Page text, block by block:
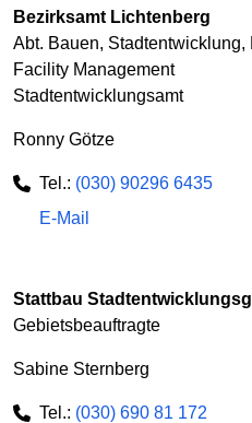
Bezirksamt Lichtenberg
Abt. Bauen, Stadtentwicklung,
Facility Management
Stadtentwicklungsamt
Ronny Götze
Tel.: (030) 90296 6435
E-Mail
Stattbau
Gebietsbeauftragte
Sabine Sternberg
Tel.: (030) 690 81 172